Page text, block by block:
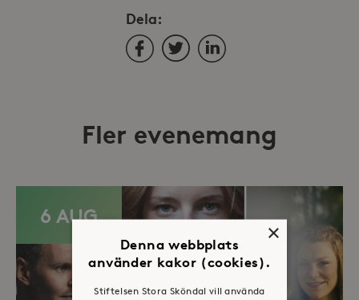
Dela:
FacebookTwitterLinkedIn
Fler evenemang
6 AUG
×
Denna webbplats
använder kakor (cookies).
Stiftelsen Stora Sköndal vill använda